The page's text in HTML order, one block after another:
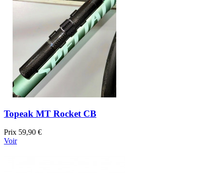
Topeak MT Rocket CB
Prix 59,90 €
Voir